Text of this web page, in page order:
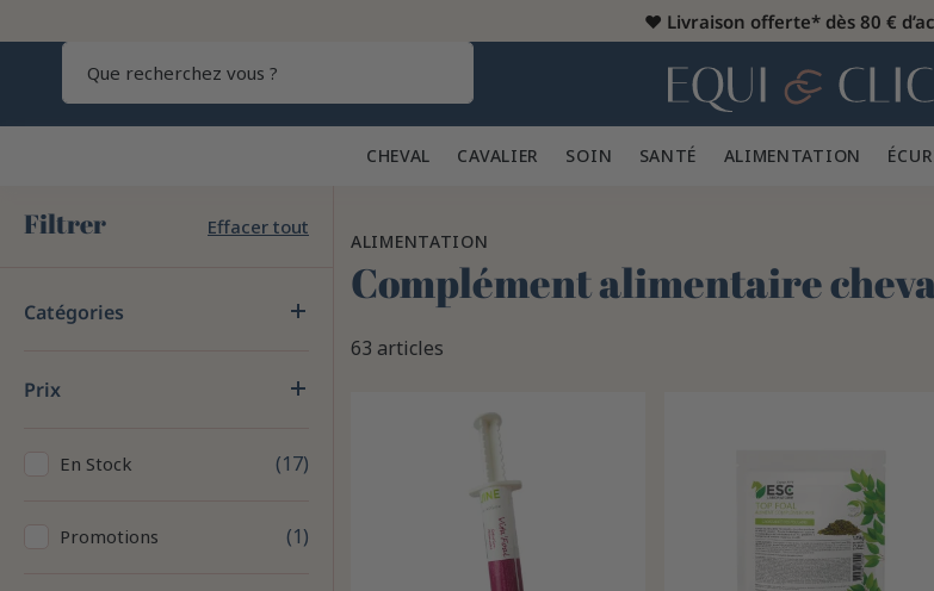
♥️ Livraison offerte* dès 80 €
Home
CHEVAL 🐎 CAVALIER 👕 SOIN 🪮 SANTÉ ✨ ALIMENTATION 🥕
Filtrer Effacer tout
Catégories
Prix
En Stock 17
Promotions 1
ALIMENTATION
Complément alimentaire
63 articles